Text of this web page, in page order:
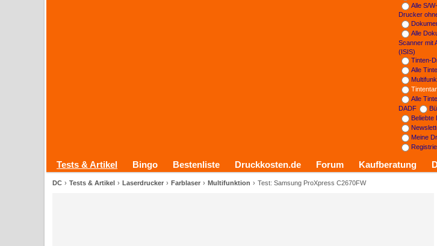
Alle S/
Drucker
Alle
Scanner mit
(ISIS)
Tinten-
Alle
Alle
DADF
Beliebte
Meine
Tests & Artikel Bingo Bestenliste Druckkosten.de Forum Kaufberatung
DC Tests & Artikel Laserdrucker Farblaser Multifunktion Test: Samsung ProXpress C2670FW